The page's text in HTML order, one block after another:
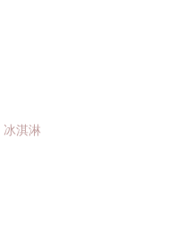
淇淋